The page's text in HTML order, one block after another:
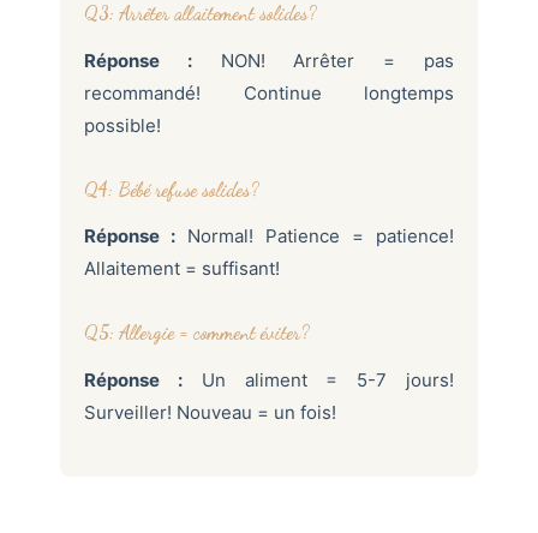
Q3: Arrêter allaitement solides?
Réponse :NON! Arrêter = pas
recommandé! Continue longtemps
possible!
Q4: Bébé refuse solides?
Réponse : Normal! Patience = patience!
Allaitement = suffisant!
Q5: Allergie = comment éviter?
Réponse :Un aliment = 5-7 jours!
Surveiller! Nouveau = un fois!